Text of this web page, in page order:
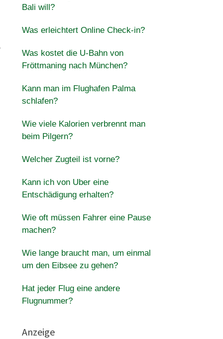
Bali will?
Was erleichtert Online Check-in?
Was kostet die U-Bahn von
Fröttmaning nach München?
Kann man im Flughafen Palma
schlafen?
Wie viele Kalorien verbrennt man
beim Pilgern?
Welcher Zugteil ist vorne?
Kann ich von Uber eine
Entschädigung erhalten?
Wie oft müssen Fahrer eine Pause
machen?
Wie lange braucht man, um einmal
um den Eibsee zu gehen?
Hat jeder Flug eine andere
Flugnummer?
Anzeige